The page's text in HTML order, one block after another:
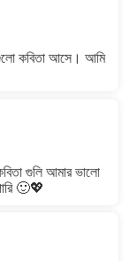
কবিতা আসে। আমি
গুলি আমার ভালো
🙂💖